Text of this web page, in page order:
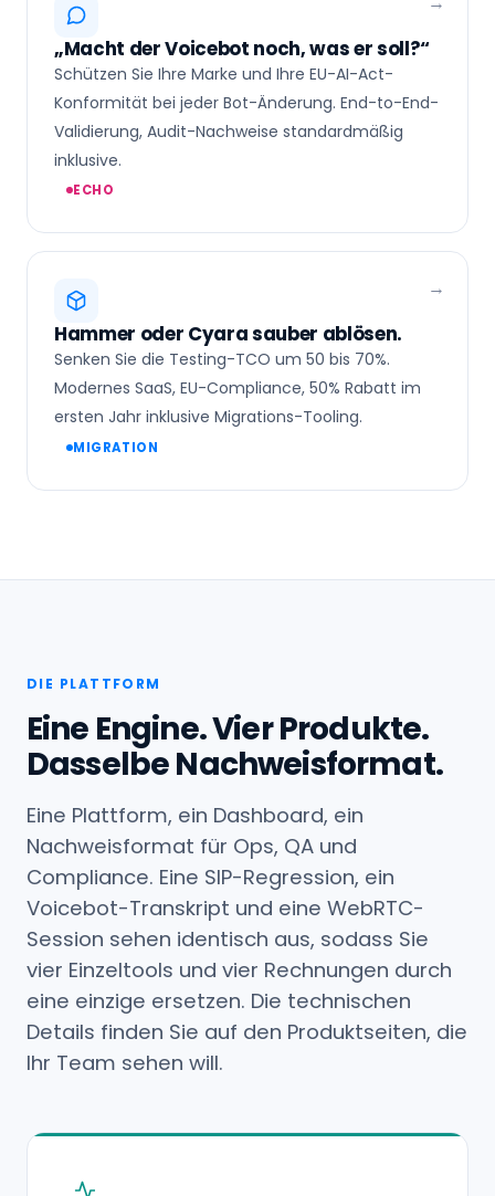
„Macht der Voicebot noch, was er soll?“
Schützen Sie Ihre Marke und Ihre EU-AI-Act-
Konformität bei jeder Bot-Änderung. End-to-End-
Validierung, Audit-Nachweise standardmäßig
inklusive.
ECHO
Hammer oder Cyara sauber ablösen.
Senken Sie die Testing-TCO um 50 bis 70%.
Modernes SaaS, EU-Compliance, 50% Rabatt im
ersten Jahr inklusive Migrations-Tooling.
MIGRATION
DIE PLATTFORM
Eine Engine. Vier Produkte.
Dasselbe Nachweisformat.
Eine Plattform, ein Dashboard, ein
Nachweisformat für Ops, QA und
Compliance. Eine SIP-Regression, ein
Voicebot-Transkript und eine WebRTC-
Session sehen identisch aus, sodass Sie
vier Einzeltools und vier Rechnungen durch
eine einzige ersetzen. Die technischen
Details finden Sie auf den Produktseiten, die
Ihr Team sehen will.